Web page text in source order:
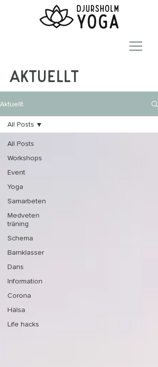
Aktuellt
Aktuellt
All Posts
Workshops
Event
Yoga
Samarbeten
Medveten
träning
Schema
Barnklasser
Dans
Information
Corona
Hälsa
Life hacks
All Posts